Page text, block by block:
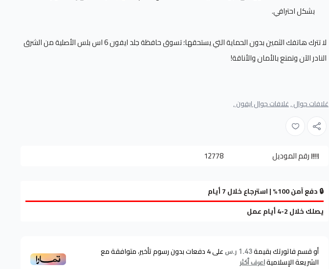
بشكل احترافي.
لا تترك هاتفك الثمين بدون الحماية التي يستحقها؛ تسوق حافظة جلد ايفون 6 اس بلس الأصلية من الشرق
النادر الآن وتمتع بالأمان والأناقة!
غلافات جوال ,غلافات جوال ايفون ,
رقم الموديل 12778
🔒 دفع آمن 100% | استرجاع خلال 7 أيام
يصلك خلال 2-4 أيام عمل
أو قسم فاتورتك بقيمة1.43 ر.س على4دفعات بدون رسوم تأخير، متوافقة مع
الشريعة الإسلاميةاعرف أكثر